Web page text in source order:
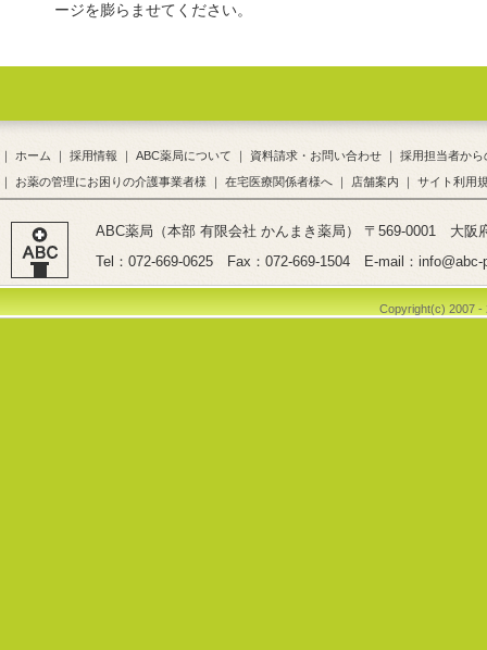
ージを膨らませてください。
｜ ホーム ｜ 採用情報 ｜ ABC薬局について ｜ 資料請求・お問い合わせ ｜ 採用担当者か
｜ お薬の管理にお困りの介護事業者様 ｜ 在宅医療関係者様へ ｜ 店舗案内 ｜ サイト利用
ABC薬局（本部 有限会社 かんまき薬局） 〒569-0001 大阪
Tel：072-669-0625 Fax：072-669-1504 E-mail：info@abc-
Copyright(c) 2007 -